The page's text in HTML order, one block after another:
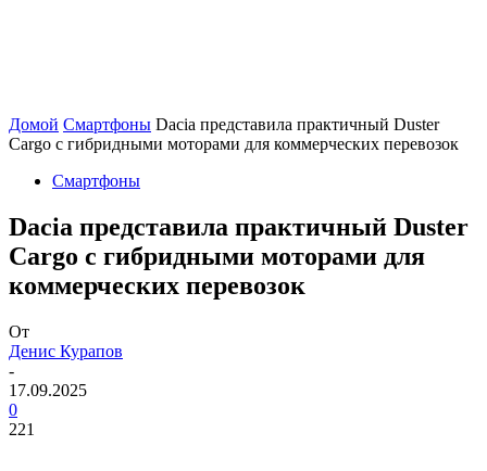
Домой Смартфоны Dacia представила практичный Duster
Cargo с гибридными моторами для коммерческих перевозок
Смартфоны
Dacia представила практичный Duster
Cargo с гибридными моторами для
коммерческих перевозок
От
Денис Курапов
-
17.09.2025
0
221